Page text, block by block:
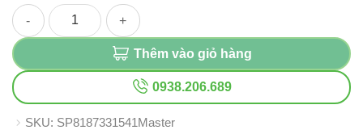
Chảo tổ ong đáy bằng 28cm số lượng
Thêm vào giỏ hàng
0938.206.689
SKU: SP8187331541Master